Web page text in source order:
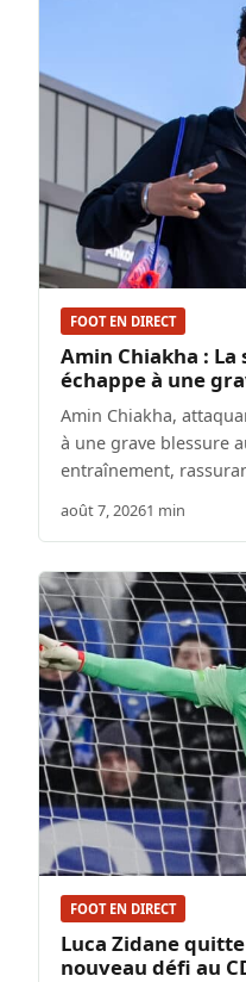
FOOT EN DIRECT
Amin Chiakha : La
échappe à une
Amin Chiakha,
à une grave blessure
entraînement,
août 7, 20261 min
FOOT EN DIRECT
Luca Zidane
nouveau défi au